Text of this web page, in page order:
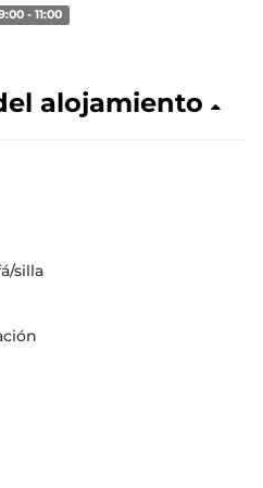
- 11:00
alojamiento
silla